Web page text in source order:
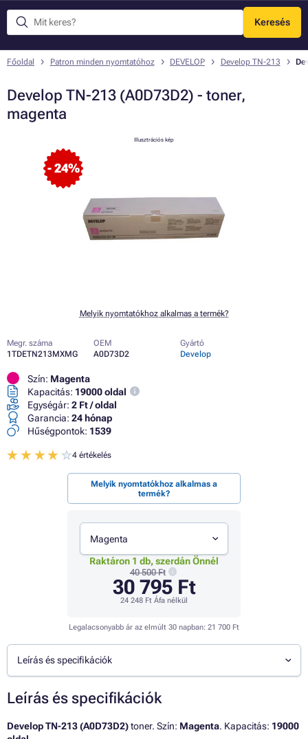
Keresés
Menü
Főoldal Patron minden nyomtatóhoz DEVELOP Develop TN-213
Develop TN-213 (A0D73D2) - toner,
magenta
- 24%
Illusztrációs kép
Melyik nyomtatókhoz alkalmas a termék?
Megr. száma
1TDETN213MXMG
OEM
A0D73D2
Gyártó
Develop
Szín: Magenta
Kapacitás: 19000 oldal
Egységár: 2 Ft / oldal
Garancia: 24 hónap
Hűségpontok: 1539
4 értékelés
Melyik nyomtatókhoz alkalmas a
termék?
Magenta
Raktáron 1 db, szerdán Önnél
40 500 Ft
30 795 Ft
24 248 Ft Áfa nélkül
Legalacsonyabb ár az elmúlt 30 napban: 21 700 Ft
Leírás és specifikációk
Leírás és specifikációk
Develop TN-213 (A0D73D2)toner. Szín: Magenta. Kapacitás: 19000